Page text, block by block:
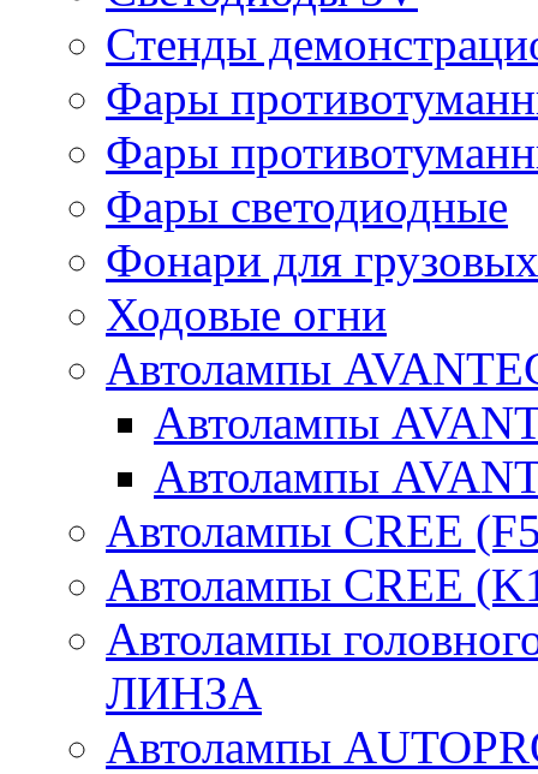
Стенды
Фары
Фары
Фары светодиодные
Фонари для
Ходовые огни
Автолампы
Автолампы
Автолампы
Автолампы CREE
Автолампы CREE
Автолампы
ЛИНЗА
Автолампы